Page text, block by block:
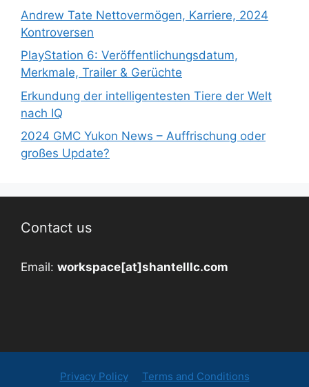
Andrew Tate Nettovermögen, Karriere, 2024
Kontroversen
PlayStation 6: Veröffentlichungsdatum,
Merkmale, Trailer & Gerüchte
Erkundung der intelligentesten Tiere der Welt
nach IQ
2024 GMC Yukon News – Auffrischung oder
großes Update?
Contact us
Email: workspace[at]shantelllc.com
Privacy Policy Terms and Conditions